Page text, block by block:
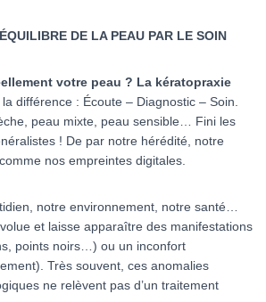
DE LA PEAU PAR LE SOIN
votre peau ? La kératopraxie
différence : Écoute – Diagnostic – Soin.
peau mixte, peau sensible… Fini les
! De par notre hérédité, notre
nos empreintes digitales.
notre environnement, notre santé…
et laisse apparaître des manifestations
points noirs…) ou un inconfort
Très souvent, ces anomalies
ne relèvent pas d’un traitement